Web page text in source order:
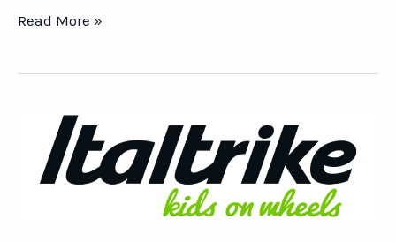
Cia
Network
Tecnologie
Read More »